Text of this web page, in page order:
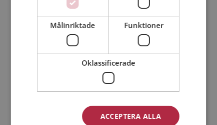
Kvinna
Min ålder:
Målinriktade Funktioner
Oklassificerade
ACCEPTERA ALLA